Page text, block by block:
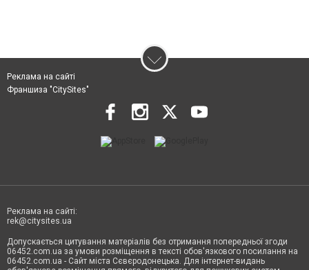
Реклама на сайті
Франшиза "CitySites"
Реклама на сайті:
rek@citysites.ua
Допускається цитування матеріалів без отримання попередньої згоди
06452.com.ua за умови розміщення в тексті обов'язкового посилання на
06452.com.ua - Сайт міста Сєвєродонецька. Для інтернет-видань